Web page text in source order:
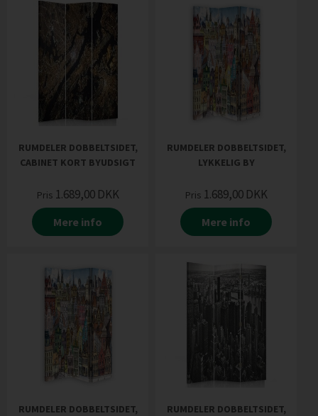
RUMDELER DOBBELTSIDET,
CABINET KORT BYUDSIGT
Pris 1.689,00 DKK
Mere info
RUMDELER DOBBELTSIDET,
LYKKELIG BY
Pris 1.689,00 DKK
Mere info
RUMDELER DOBBELTSIDET,
RUMDELER DOBBELTSIDET,